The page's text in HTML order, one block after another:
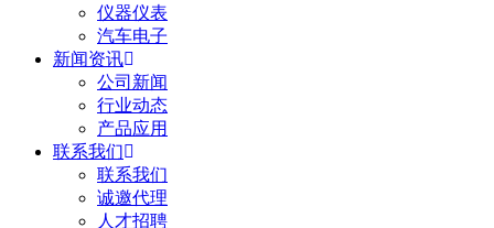
仪器仪表
汽车电子
新闻资讯
公司新闻
行业动态
产品应用
联系我们
联系我们
诚邀代理
人才招聘